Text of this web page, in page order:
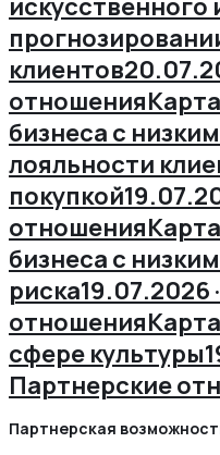
клиентов
отношения
бизнеса с
лояльности
покупкой
отношения
бизнеса с
риска19.07.2026
отношения
сфере культуры
Партнерские
Партнерская